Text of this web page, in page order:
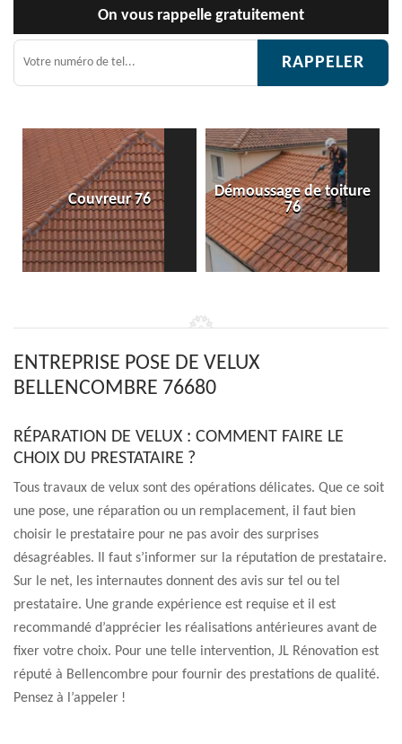
On vous rappelle gratuitement
Couvreur 76
Démoussage de toiture
76
ENTREPRISE POSE DE VELUX
BELLENCOMBRE 76680
RÉPARATION DE VELUX : COMMENT FAIRE LE
CHOIX DU PRESTATAIRE ?
Tous travaux de velux sont des opérations délicates. Que ce soit
une pose, une réparation ou un remplacement, il faut bien
choisir le prestataire pour ne pas avoir des surprises
désagréables. Il faut s’informer sur la réputation de prestataire.
Sur le net, les internautes donnent des avis sur tel ou tel
prestataire. Une grande expérience est requise et il est
recommandé d’apprécier les réalisations antérieures avant de
fixer votre choix. Pour une telle intervention, JL Rénovation est
réputé à Bellencombre pour fournir des prestations de qualité.
Pensez à l’appeler !